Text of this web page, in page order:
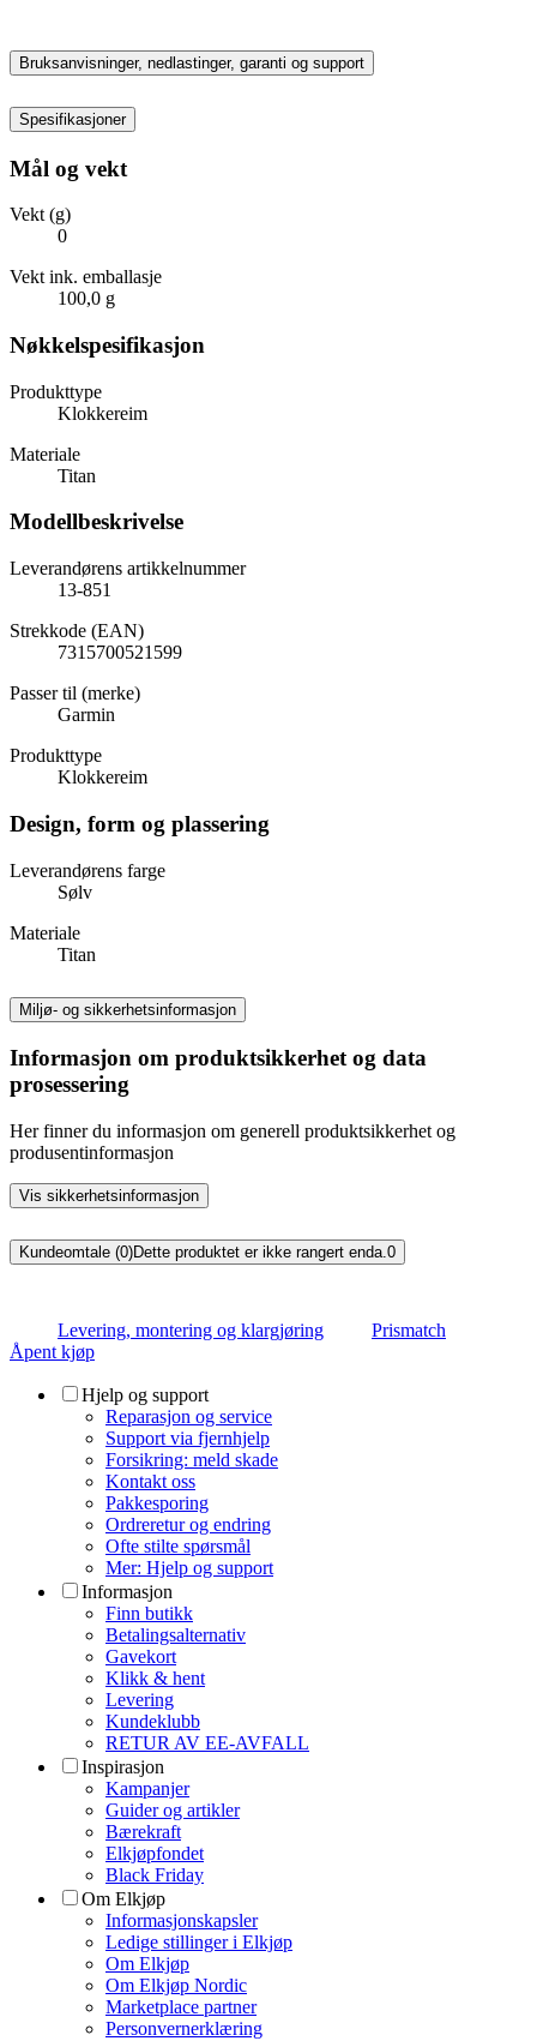
Bruksanvisninger, nedlastinger, garanti og support
Spesifikasjoner
Mål og vekt
Vekt (g)
0
Vekt ink. emballasje
100,0 g
Nøkkelspesifikasjon
Produkttype
Klokkereim
Materiale
Titan
Modellbeskrivelse
Leverandørens artikkelnummer
13-851
Strekkode (EAN)
7315700521599
Passer til (merke)
Garmin
Produkttype
Klokkereim
Design, form og plassering
Leverandørens farge
Sølv
Materiale
Titan
Miljø- og sikkerhetsinformasjon
Informasjon om produktsikkerhet og data
prosessering
Her finner du informasjon om generell produktsikkerhet og
produsentinformasjon
Vis sikkerhetsinformasjon
Kundeomtale (0)Dette produktet er ikke rangert enda.0
Levering, montering og klargjøring
Prismatch
Åpent kjøp
Hjelp og support
Reparasjon og service
Support via fjernhjelp
Forsikring: meld skade
Kontakt oss
Pakkesporing
Ordreretur og endring
Ofte stilte spørsmål
Mer: Hjelp og support
Informasjon
Finn butikk
Betalingsalternativ
Gavekort
Klikk & hent
Levering
Kundeklubb
RETUR AV EE-AVFALL
Inspirasjon
Kampanjer
Guider og artikler
Bærekraft
Elkjøpfondet
Black Friday
Om Elkjøp
Informasjonskapsler
Ledige stillinger i Elkjøp
Om Elkjøp
Om Elkjøp Nordic
Marketplace partner
Personvernerklæring